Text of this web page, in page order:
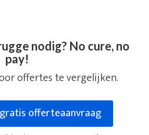
nodig? No cure, no
pay!
offertes te vergelijken.
offerteaanvraag